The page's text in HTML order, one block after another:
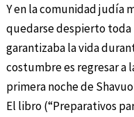
Y en la comunidad judía
quedarse despierto toda
garantizaba la vida
costumbre es regresar a
primera noche de
El libro (“Preparativos